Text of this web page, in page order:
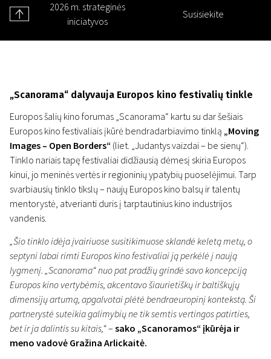
2026 m. strateginės
iniciatyvos
Susisiekite
„Scanorama“ dalyvauja Europos kino festivalių tinkle
Europos šalių kino forumas „Scanorama“ kartu su dar šešiais
Europos kino festivaliais įkūrė bendradarbiavimo tinklą „Moving
Images – Open Borders“ (liet. „Judantys vaizdai – be sienų“).
Tinklo nariais tapę festivaliai didžiausią dėmesį skiria Europos
kinui, jo meninės vertės ir regioninių ypatybių puoselėjimui. Tarp
svarbiausių tinklo tikslų – naujų Europos kino balsų ir talentų
mentorystė, atverianti duris į tarptautinius kino industrijos
vandenis.
„Šio tinklo idėja įvairiuose susitikimuose sklandė keletą metų, o
septyni labai rimti Europos kino festivaliai ją perkėlė į naują
lygmenį. „Scanorama“ nuo pat pradžių grindė savo koncepciją
Europos kino vertybėmis, akcentavo šiaurietiškų ir baltiškųjų
dimensijų artumą, apgalvotai plėtė bendraeuropinį kontekstą. Ši
partnerystė suteikia galimybių ne tik semtis vertingos patirties,
bet ir ja dalintis su kitais,“– sako „Scanoramos“ įkūrėja ir
meno vadovė Gražina Arlickaitė.